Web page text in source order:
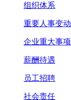
组织体系
重要人事变动
企业重大事项
薪酬待遇
员工招聘
社会责任